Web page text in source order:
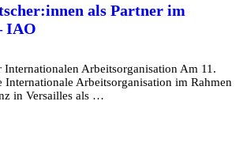
als Partner im
IAO
Internationalen Arbeitsorganisation Am 11.
Arbeitsorganisation im Rahmen
in Versailles als …